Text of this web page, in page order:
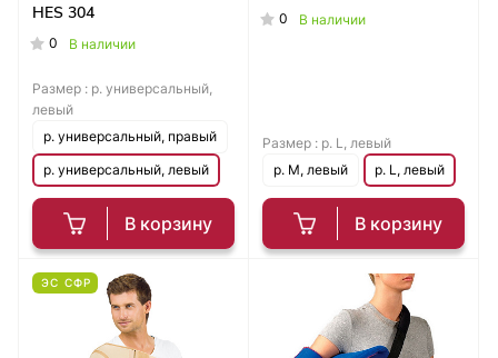
HES 304
0 В наличии
В корзину
Размер : р. универсальный,
левый
р. универсальный, правый
р. универсальный, левый
0 В наличии
В корзину
Размер : р. L, левый
р. M, левый
р. L, левый
ЭС СФР